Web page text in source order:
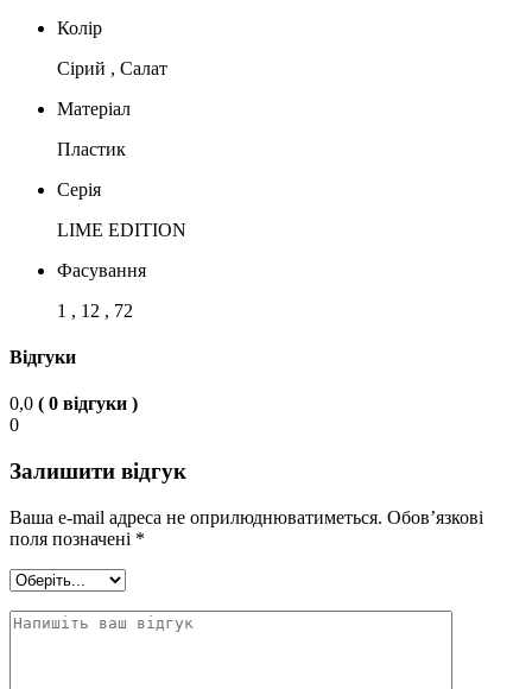
Колір
Сірий , Салат
Матеріал
Пластик
Серія
LIME EDITION
Фасування
1 , 12 , 72
Відгуки
0,0 ( 0 відгуки )
0
Залишити відгук
Ваша e-mail адреса не оприлюднюватиметься. Обов’язкові
поля позначені *